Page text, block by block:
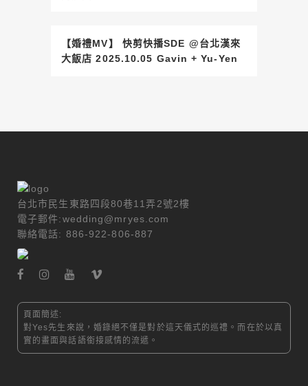
【婚禮MV】 快剪快播SDE @台北漢來
大飯店 2025.10.05 Gavin + Yu-Yen
台北市民生東路四段80巷11弄2號2樓
電子郵件:wedding@mryes.com
聯絡電話: 886-922-806-887
頁面簡述:
對Yes先生來說，婚錄絕不僅是對於這天儀式的巡禮。而在於以真
實的畫面與話語銜接感情的流遞。